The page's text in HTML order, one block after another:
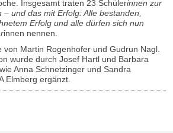
Insgesamt traten 23 Schülerinnen zur
– und das mit Erfolg: Alle bestanden,
Erfolg und alle dürfen sich nun
innen nennen.
von Martin Rogenhofer und Gudrun Nagl.
wurde durch Josef Hartl und Barbara
Anna Schnetzinger und Sandra
Elmberg ergänzt.